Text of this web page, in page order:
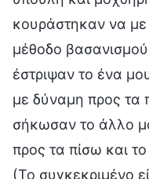
κουράστηκαν να
μέθοδο
έστριψαν το ένα
με δύναμη προς τα
σήκωσαν το άλλο
προς τα πίσω και
(Το συγκεκριμένο